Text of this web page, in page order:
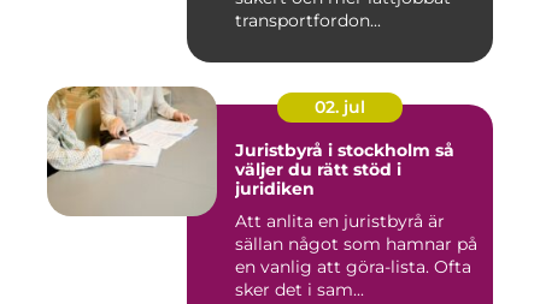
transportfordon...
02. jul
Juristbyrå i stockholm så
väljer du rätt stöd i
juridiken
Att anlita en juristbyrå är
sällan något som hamnar på
en vanlig att göra-lista. Ofta
sker det i sam...